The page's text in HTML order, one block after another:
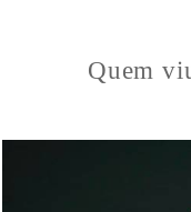
Quem